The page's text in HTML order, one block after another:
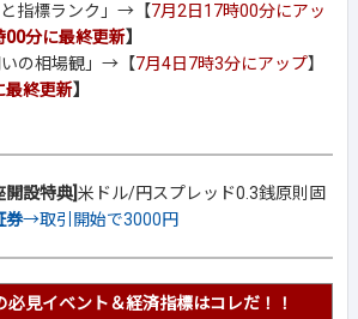
指標ランク」→【7月2日17時00分にアッ
00分に最終更新】
の相場観」→【7月4日7時3分にアップ】
最終更新】
開設特典]米ドル/円スプレッド0.3銭原則固
券→取引開始で3000円
必見イベント＆経済指標はコレだ！！